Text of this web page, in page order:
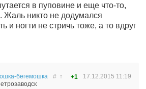
в пуповине и еще что-то,
Жаль никто не додумался
и ногти не стричь тоже, а то вдруг
бегемошка
17.12.2015 11:19
# ↑ +1